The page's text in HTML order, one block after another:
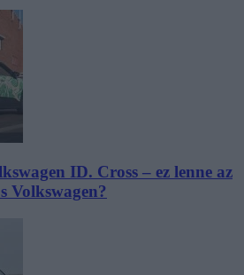
ID. Cross – ez lenne az
Volkswagen?